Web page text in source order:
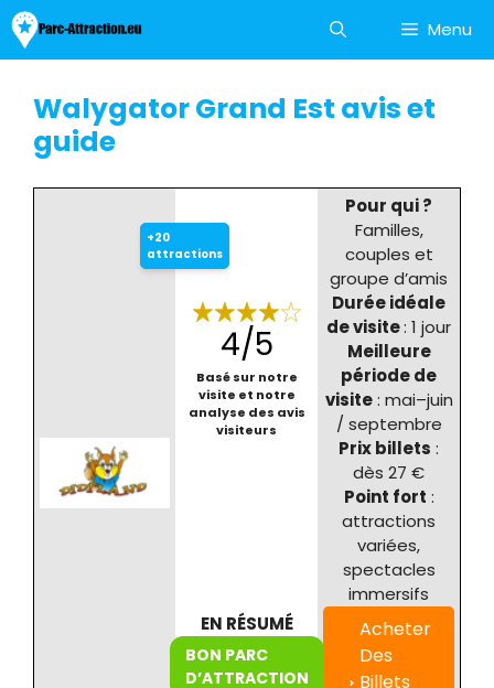
Aller
au
contenu
Menu
Walygator Grand Est avis et
guide
+20
attractions
4/5
Basé sur notre
visite et notre
analyse des avis
visiteurs
Pour qui ?
Familles,
couples et
groupe d’amis
Durée idéale
de visite: 1 jour
Meilleure
période de
visite: mai–juin
/ septembre
Prix billets :
dès 27 €
Point fort :
attractions
variées,
spectacles
immersifs
Acheter
Des
Billets
EN RÉSUMÉ
BON PARC
D’ATTRACTION